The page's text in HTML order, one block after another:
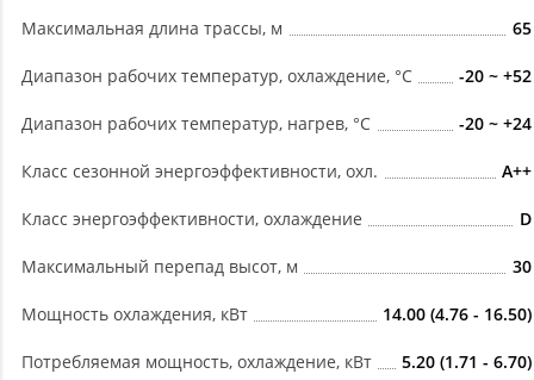
Максимальная длина трассы, м 65
Диапазон рабочих температур, охлаждение, °C -20 ~ +52
Диапазон рабочих температур, нагрев, °C -20 ~ +24
Класс сезонной энергоэффективности, охл. A++
Класс энергоэффективности, охлаждение D
Максимальный перепад высот, м 30
Мощность охлаждения, кВт 14.00 (4.76 - 16.50)
Потребляемая мощность, охлаждение, кВт 5.20 (1.71 - 6.70)